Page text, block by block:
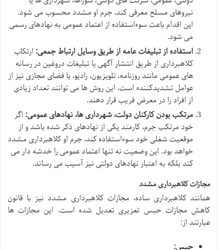
نیروهای مسلح معرفی کند، جرم او مشدد محسوب می شود.
این اقدام باعث سوءاستفاده از اعتماد عمومی به نهادهای رسمی
می شود.
استفاده از تبلیغات عامه از طریق وسایل ارتباط جمعی: ارتکاب
کلاهبرداری از طریق انتشار آگهی یا تبلیغات دروغین در رسانه
های عمومی مانند روزنامه، تلویزیون، رادیو، یا فضای مجازی نیز از
عوامل تشدیدکننده است. این روش ها می توانند تعداد زیادی
از افراد را در معرض فریب قرار دهند.
مرتکب بودن کارکنان دولت، شهرداری ها، نهادهای عمومی: اگر
خود مرتکب جرم، کارمند یکی از نهادهای ذکر شده باشد و از
موقعیت شغلی خود سوءاستفاده کند، جرم او کلاهبرداری مشدد
خواهد بود. این وضعیت نه تنها اعتماد عمومی را خدشه دار می
کند بلکه به اعتبار نهادهای دولتی نیز آسیب می رساند.
مجازات کلاهبرداری مشدد
همانند کلاهبرداری ساده، مجازات کلاهبرداری مشدد نیز با قانون
کاهش مجازات حبس تعزیری تعدیل شده است. این مجازات ها
عبارتند از:
حبس: